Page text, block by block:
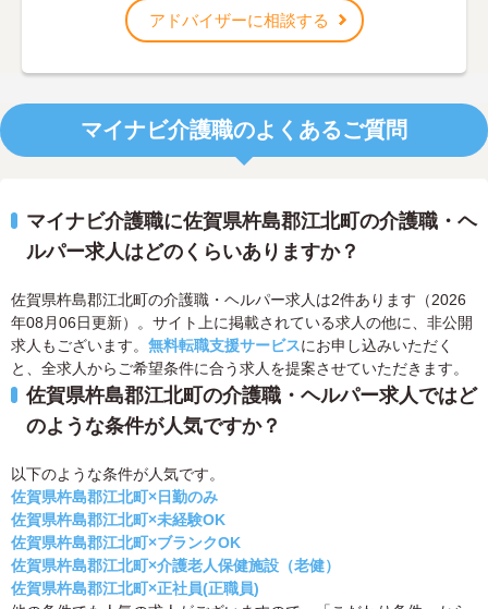
アドバイザーに相談する
マイナビ介護職のよくあるご質問
マイナビ介護職に佐賀県杵島郡江北町の介護職・ヘ
ルパー求人はどのくらいありますか？
佐賀県杵島郡江北町の介護職・ヘルパー求人は2件あります（2026
年08月06日更新）。サイト上に掲載されている求人の他に、非公開
求人もございます。 無料転職支援サービスにお申し込みいただく
と、全求人からご希望条件に合う求人を提案させていただきます。
佐賀県杵島郡江北町の介護職・ヘルパー求人ではど
のような条件が人気ですか？
以下のような条件が人気です。
佐賀県杵島郡江北町×日勤のみ
佐賀県杵島郡江北町×未経験OK
佐賀県杵島郡江北町×ブランクOK
佐賀県杵島郡江北町×介護老人保健施設（老健）
佐賀県杵島郡江北町×正社員(正職員)